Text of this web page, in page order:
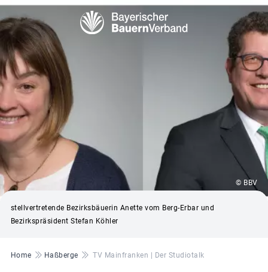
© BBV
stellvertretende Bezirksbäuerin Anette vom Berg-Erbar und
Bezirkspräsident Stefan Köhler
Pfadnavigation
Home Haßberge TV Mainfranken | Der Studiotalk